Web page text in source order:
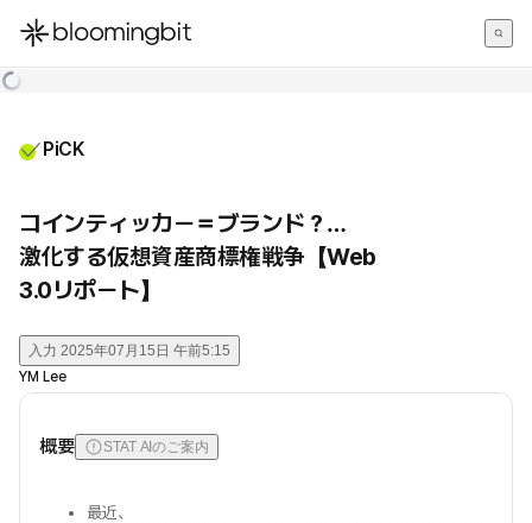
한국어
PiCK
コインティッカー＝ブランド？…
激化する仮想資産商標権戦争【Web
3.0リポート】
入力 2025年07月15日 午前5:15
YM Lee
概要 STAT AIのご案内
最近、